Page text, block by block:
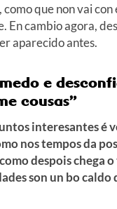
que non vai
En cambio agora,
aparecido antes.
medo e
cousas”
interesantes é
nos tempos da
despois chega
son un bo caldo